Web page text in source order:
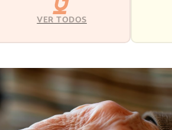
VER TODOS